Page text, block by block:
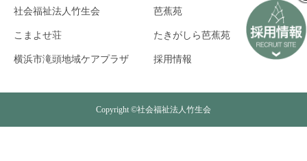
社会福祉法人竹生会 芭蕉苑
こまよせ荘 たきがしら芭蕉苑
横浜市滝頭地域ケアプラザ 採用情報
Copyright ©社会福祉法人竹生会